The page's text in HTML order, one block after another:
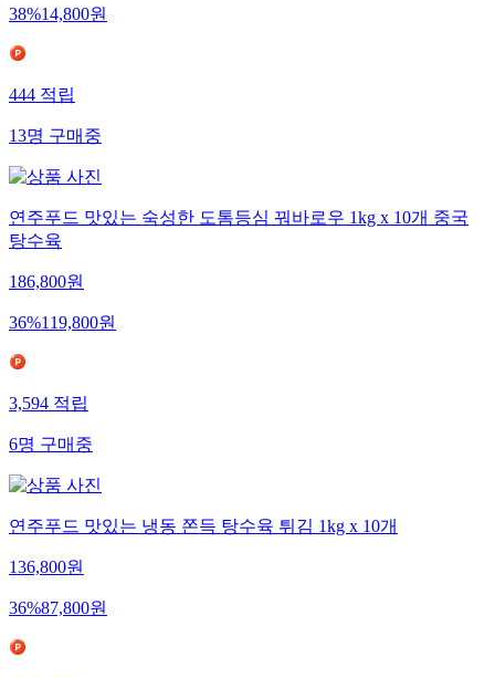
38%14,800원
444적립
13명구매중
연주푸드 맛있는 숙성한 도톰등심 꿔바로우 1kg x 10개 중국
탕수육
186,800원
36%119,800원
3,594적립
6명구매중
연주푸드 맛있는 냉동 쫀득 탕수육 튀김 1kg x 10개
136,800원
36%87,800원